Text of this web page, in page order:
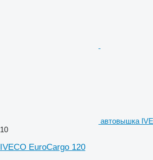
автовышка
10
IVECO EuroCargo 120